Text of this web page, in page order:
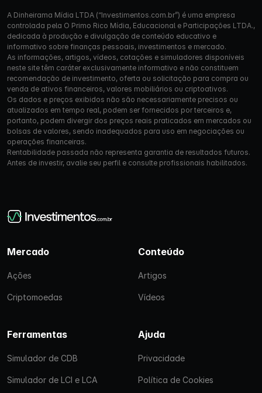
A Dinheirama Mídia LTDA (“Investimentos.com.br”) é uma empresa
controlada pela O Primo Rico Mídia, Educacional e Participações LTDA.,
dedicada à produção e divulgação de conteúdo educativo e
informativo sobre finanças pessoais, investimentos e mercado.
As informações, artigos, vídeos, cotações e simuladores disponíveis
neste site têm caráter exclusivamente informativo e não constituem
recomendação de investimento, oferta ou solicitação para compra ou
venda de ativos financeiros, valores mobiliários ou criptoativos.
Os dados e preços exibidos não são necessariamente precisos ou
atualizados em tempo real, podem ser fornecidos por terceiros e,
portanto, podem divergir dos preços reais praticados em mercados ou
bolsas de valores, sendo inadequados para uso em negociações ou
operações financeiras.
Rentabilidade passada não representa garantia de resultados futuros.
Antes de investir, avalie seu perfil e consulte profissionais habilitados.
Mercado
Ações
Criptomoedas
Conteúdo
Artigos
Vídeos
Ferramentas
Simulador de CDB
Simulador de LCI e LCA
Ajuda
Privacidade
Política de Cookies